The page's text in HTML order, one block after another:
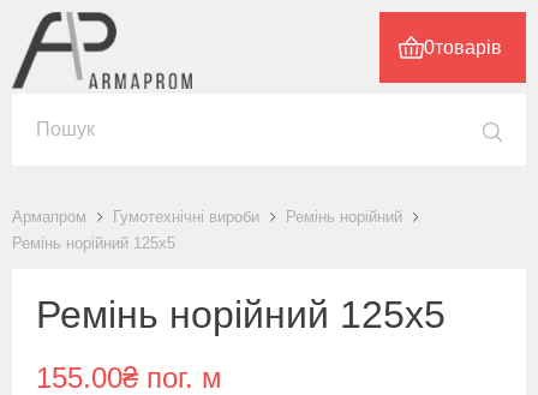
0товарів
Армапром Гумотехнічні вироби
Ремінь норійний
Ремінь норійний 125х5
Ремінь норійний 125х5
155.00₴ пог. м